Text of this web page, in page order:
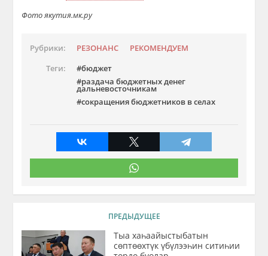
Фото якутия.мк.ру
Рубрики: РЕЗОНАНС
РЕКОМЕНДУЕМ
Теги:
бюджет
раздача бюджетных денег
дальневосточникам
сокращения бюджетников в селах
ПРЕДЫДУЩЕЕ
Тыа хаһаайыстыбатын
сөптөөхтүк үбүлээһин ситиһии